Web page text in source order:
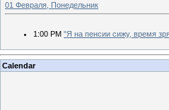
01 Февраля, Понедельник
1:00 PM "Я на пенсии сижу, время
Calendar